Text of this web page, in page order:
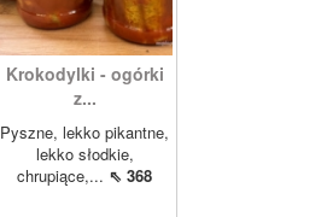
Krokodylki - ogórki
z...
Pyszne, lekko pikantne,
lekko słodkie,
chrupiące,... ⇖ 368